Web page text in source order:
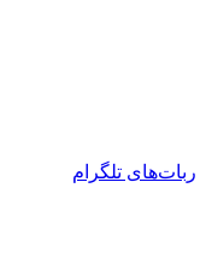
ربات‌های تلگرام